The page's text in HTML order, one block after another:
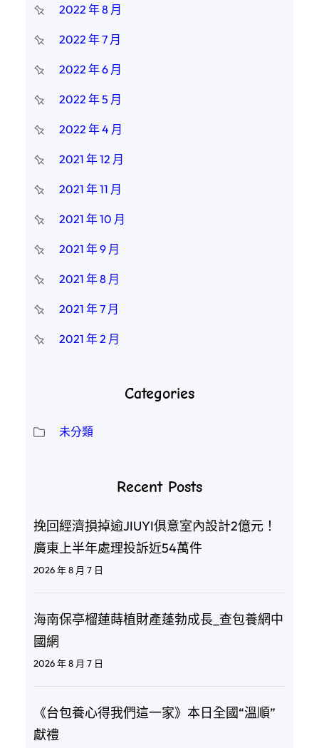
2022 年 8 月
2022 年 7 月
2022 年 6 月
2022 年 5 月
2022 年 4 月
2021 年 12 月
2021 年 11 月
2021 年 10 月
2021 年 9 月
2021 年 8 月
2021 年 7 月
2021 年 2 月
Categories
未分類
Recent Posts
挽回經濟損掉逾JIUYI俱意室內設計2億元！
廣東上半年處理投訴近54萬件
2026 年 8 月 7 日
海南保亭榴蓮蒔植財產蓬勃成長_查包養網中
國網
2026 年 8 月 7 日
《台包養心得我們這一家》本日全國“溫順”
獻禮